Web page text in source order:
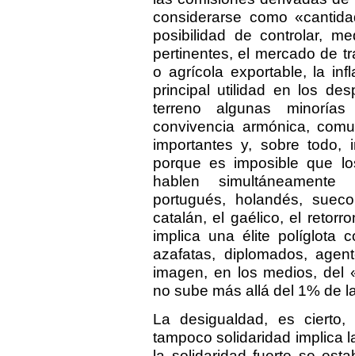
considerarse como
posibilidad de controlar,
pertinentes, el mercado de
o agrícola exportable, la
principal utilidad en los
terreno algunas
convivencia armónica,
importantes y, sobre todo,
porque es imposible que
hablen
portugués, holandés,
catalán, el gaélico, el
implica una élite políglota
azafatas, diplomados,
imagen, en los medios, del
no sube más allá del 1% de
La desigualdad, es
tampoco solidaridad implica